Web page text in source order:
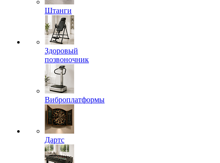
Штанги
Здоровый
позвоночник
Виброплатформы
Дартс